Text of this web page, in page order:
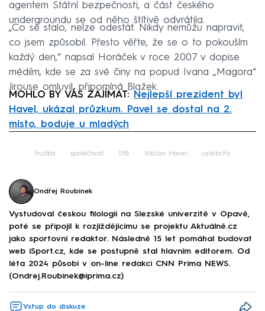
agentem Státní bezpečnosti, a část českého
undergroundu se od něho štítivě odvrátila.
„Co se stalo, nelze odestát. Nikdy nemůžu napravit,
co jsem způsobil. Přesto věřte, že se o to pokouším
každý den,“ napsal Horáček v roce 2007 v dopise
médiím, kde se za své činy na popud Ivana „Magora“
Jirouse omluvil, připomíná Blažek.
MOHLO BY VÁS ZAJÍMAT:
Nejlepší prezident byl
Havel, ukázal průzkum. Pavel se dostal na 2.
místo, boduje u mladých
hudba společnost StB Václav Havel celebrity
Ondřej Roubínek
Vystudoval českou filologii na Slezské univerzitě v Opavě,
poté se připojil k rozjíždějícímu se projektu Aktuálně.cz
jako sportovní redaktor. Následně 15 let pomáhal budovat
web iSport.cz, kde se postupně stal hlavním editorem. Od
léta 2024 působí v on-line redakci CNN Prima NEWS.
(Ondrej.Roubinek@iprima.cz)
Vstup do diskuze